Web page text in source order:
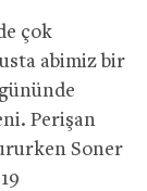
çok
abimiz bir
Perişan
Soner